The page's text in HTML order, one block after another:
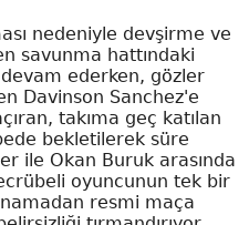
nedeniyle devşirme ve
savunma hattındaki
ederken, gözler
Davinson Sanchez'e
takıma geç katılan
bekletilerek süre
ile Okan Buruk arasında
oyuncunun tek bir
resmi maça